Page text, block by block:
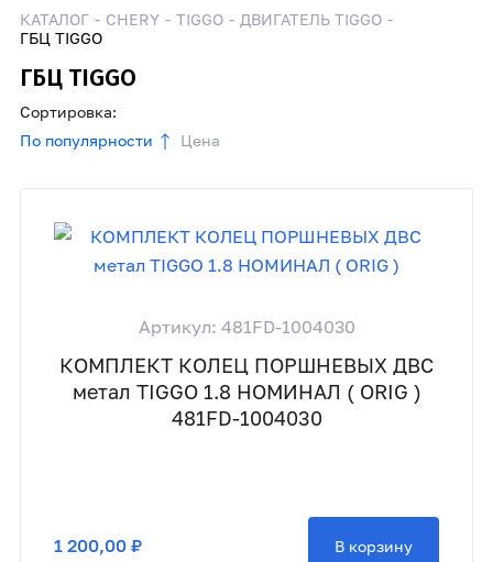
КАТАЛОГ CHERY TIGGO
ДВИГАТЕЛЬ TIGGO
ГБЦ TIGGO
ГБЦ TIGGO
Сортировка:
По популярности
Цена
Артикул: 481FD-1004030
КОМПЛЕКТ КОЛЕЦ ПОРШНЕВЫХ ДВС
метал TIGGO 1.8 НОМИНАЛ ( ORIG )
481FD-1004030
1 200,00 ₽ В корзину